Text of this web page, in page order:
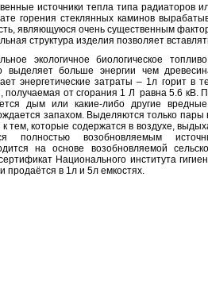
источники тепла типа радиаторов
горения стеклянных каминов
являющуюся очень существенным
структура изделия позволяет
экологичное биологическое
выделяет больше энергии чем
энергетические затраты – 1л горит в
получаемая от сгорания 1 Л равна 5.6 кВ.
дым или какие-либо другие
запахом. Выделяются только
к тем, которые содержатся в воздухе,
полностью возобновляемым
на основе возобновляемой
Национального института
продаётся в 1л и 5л емкостях.